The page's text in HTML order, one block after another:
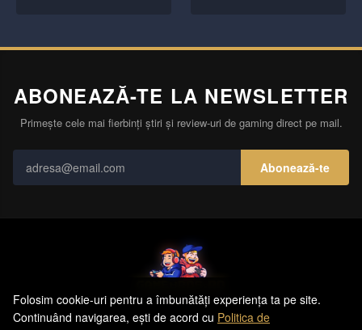
ABONEAZĂ-TE LA NEWSLETTER
Primește cele mai fierbinți știri și review-uri de gaming direct pe mail.
Abonează-te
ContactEchipa Publicitate Politică de ConfidențialitateHartă Site
Folosim cookie-uri pentru a îmbunătăți experiența ta pe site.
Continuând navigarea, ești de acord cu Politica de